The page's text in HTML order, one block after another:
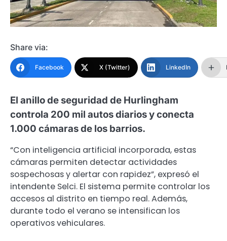
Share via:
Facebook X (Twitter) LinkedIn
El anillo de seguridad de Hurlingham
controla 200 mil autos diarios y conecta
1.000 cámaras de los barrios.
“Con inteligencia artificial incorporada, estas
cámaras permiten detectar actividades
sospechosas y alertar con rapidez”, expresó el
intendente Selci. El sistema permite controlar los
accesos al distrito en tiempo real. Además,
durante todo el verano se intensifican los
operativos vehiculares.